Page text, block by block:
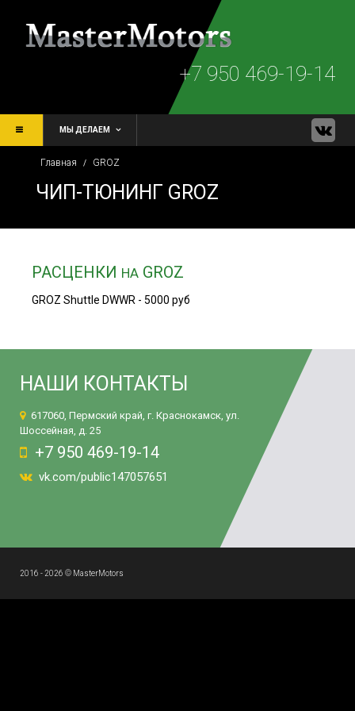
+7 950 469-19-14
МЫ ДЕЛАЕМ
Главная / GROZ
ЧИП-ТЮНИНГ GROZ
РАСЦЕНКИ НА GROZ
GROZ Shuttle DWWR - 5000 руб
НАШИ КОНТАКТЫ
617060, Пермский край, г. Краснокамск, ул.
Шоссейная, д. 25
+7 950 469-19-14
vk.com/public147057651
2016 - 2026 © MasterMotors